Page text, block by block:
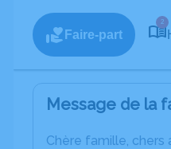
Faire-part
2
Message de la
Chère famille, chers